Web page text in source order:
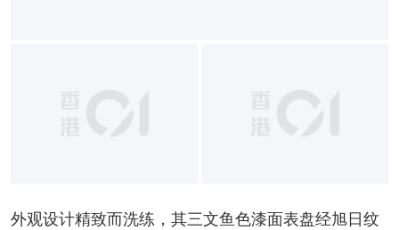
外观设计精致而洗练，其三文鱼色漆面表盘经旭日纹